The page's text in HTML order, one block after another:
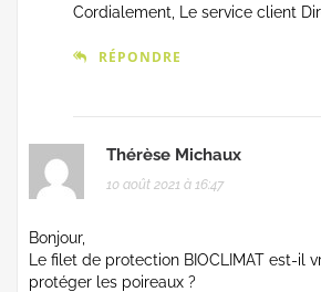
Cordialement, Le service client
RÉPONDRE
Thérèse Michaux
10 août 2021 à 16:47
Bonjour,
Le filet de protection BIOCLIMAT est-il
protéger les poireaux ?